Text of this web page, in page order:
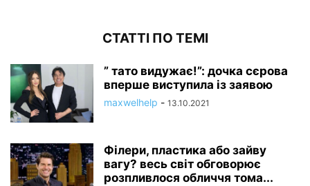
СТАТТІ ПО ТЕМІ
” тато видужає!”: дочка сєрова
вперше виступила із заявою
maxwelhelp - 13.10.2021
Філери, пластика або зайву
вагу? весь світ обговорює
розпливлося обличчя тома...